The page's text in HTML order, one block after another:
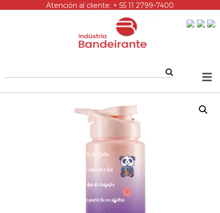
Atención al cliente: + 55 11 2799-7400